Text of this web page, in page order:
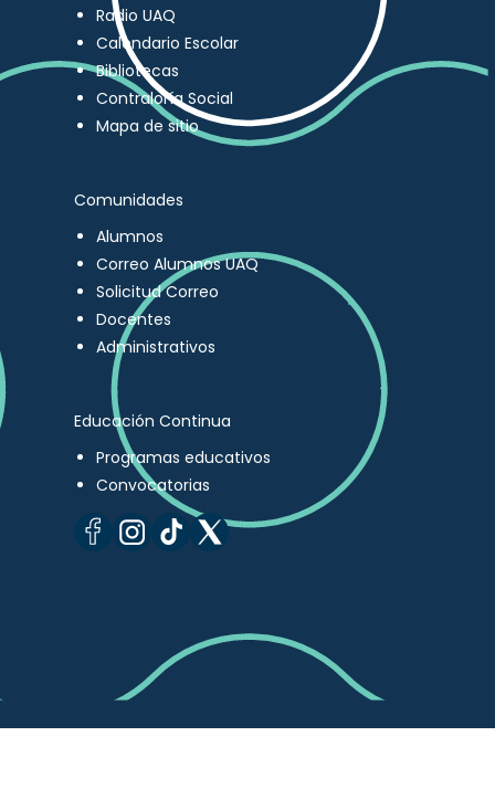
Radio UAQ
Calendario Escolar
Bibliotecas
Contraloría Social
Mapa de sitio
Comunidades
Alumnos
Correo Alumnos UAQ
Solicitud Correo
Docentes
Administrativos
Educación Continua
Programas educativos
Convocatorias